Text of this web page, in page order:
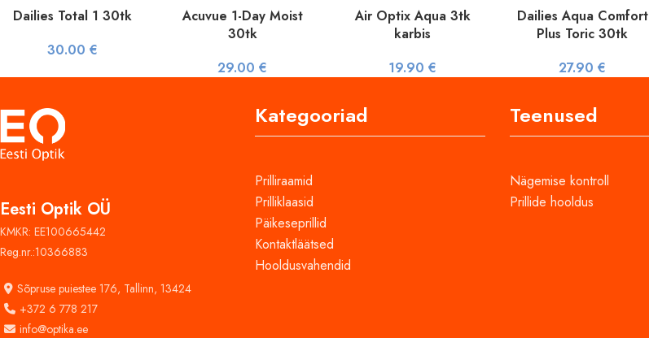
Dailies Total 1 30tk
30.00€
Acuvue 1-Day Moist
30tk
29.00€
Air Optix Aqua 3tk
karbis
19.90€
Dailies Aqua Comfort
Plus Toric 30tk
27.90€
Eesti Optik OÜ
KMKR: EE100665442
Reg.nr.:10366883
Sõpruse puiestee 176, Tallinn, 13424
+372 6 778 217
info@optika.ee
Kategooriad
Prilliraamid
Prilliklaasid
Päikeseprillid
Kontaktläätsed
Hooldusvahendid
Teenused
Nägemise kontroll
Prillide hooldus